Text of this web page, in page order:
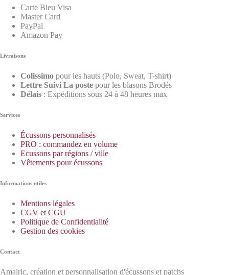
Carte Bleu Visa
Master Card
PayPal
Amazon Pay
Livraisons
Colissimo pour les hauts (Polo, Sweat, T-shirt)
Lettre Suivi La poste pour les blasons Brodés
Délais : Expéditions sous 24 à 48 heures max
Services
Écussons personnalisés
PRO : commandez en volume
Ecussons par régions / ville
Vêtements pour écussons
Informations utiles
Mentions légales
CGV et CGU
Politique de Confidentialité
Gestion des cookies
Contact
Amalric, création et personnalisation d'écussons et patchs